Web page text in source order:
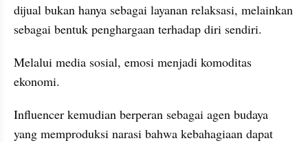
dijual bukan hanya sebagai layanan relaksasi, melainkan
sebagai bentuk penghargaan terhadap diri sendiri.
Melalui media sosial, emosi menjadi komoditas
ekonomi.
Influencer kemudian berperan sebagai agen budaya
yang memproduksi narasi bahwa kebahagiaan dapat